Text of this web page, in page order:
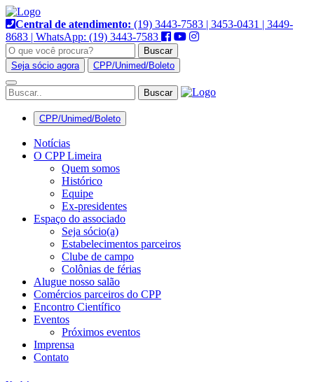
Pular
para
o
conteúdo
Central de atendimento: (19) 3443-7583 | 3453-0431 | 3449-
8683 | WhatsApp: (19) 3443-7583
Buscar
Seja sócio agora
CPP/Unimed/Boleto
Alternar
navegação
CPP/Unimed/Boleto
Notícias
O CPP Limeira
Quem somos
Histórico
Equipe
Ex-presidentes
Espaço do associado
Seja sócio(a)
Estabelecimentos parceiros
Clube de campo
Colônias de férias
Alugue nosso salão
Comércios parceiros do CPP
Encontro Científico
Eventos
Próximos eventos
Imprensa
Contato